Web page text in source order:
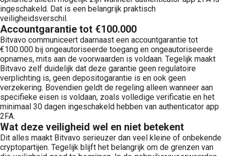
ingeschakeld. Dat is een belangrijk praktisch
veiligheidsverschil.
Accountgarantie tot €100.000
Bitvavo communiceert daarnaast een accountgarantie tot
€100.000 bij ongeautoriseerde toegang en ongeautoriseerde
opnames, mits aan de voorwaarden is voldaan. Tegelijk maakt
Bitvavo zelf duidelijk dat deze garantie geen regulatoire
verplichting is, geen depositogarantie is en ook geen
verzekering. Bovendien geldt de regeling alleen wanneer aan
specifieke eisen is voldaan, zoals volledige verificatie en het
minimaal 30 dagen ingeschakeld hebben van authenticator app
2FA.
Wat deze veiligheid wel en niet betekent
Dit alles maakt Bitvavo serieuzer dan veel kleine of onbekende
cryptopartijen. Tegelijk blijft het belangrijk om de grenzen van